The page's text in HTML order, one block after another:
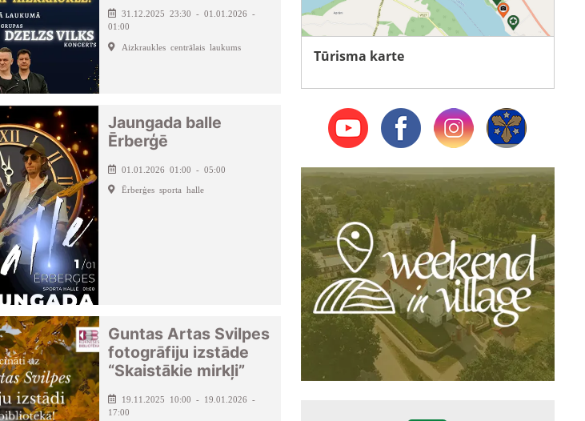
31.12.2025 23:30 - 01.01.2026 -
01:00
Aizkraukles centrālais laukums
Jaungada balle
Ērberģē
01.01.2026 01:00 - 05:00
Ērberģes sporta halle
Guntas Artas Svilpes
fotogrāfiju izstāde
“Skaistākie mirkļi”
19.11.2025 10:00 - 19.01.2026 -
17:00
Tūrisma karte